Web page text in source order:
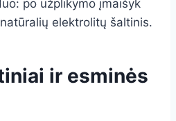
po užplikymo įmaišyk
elektrolitų šaltinis.
ir esminės